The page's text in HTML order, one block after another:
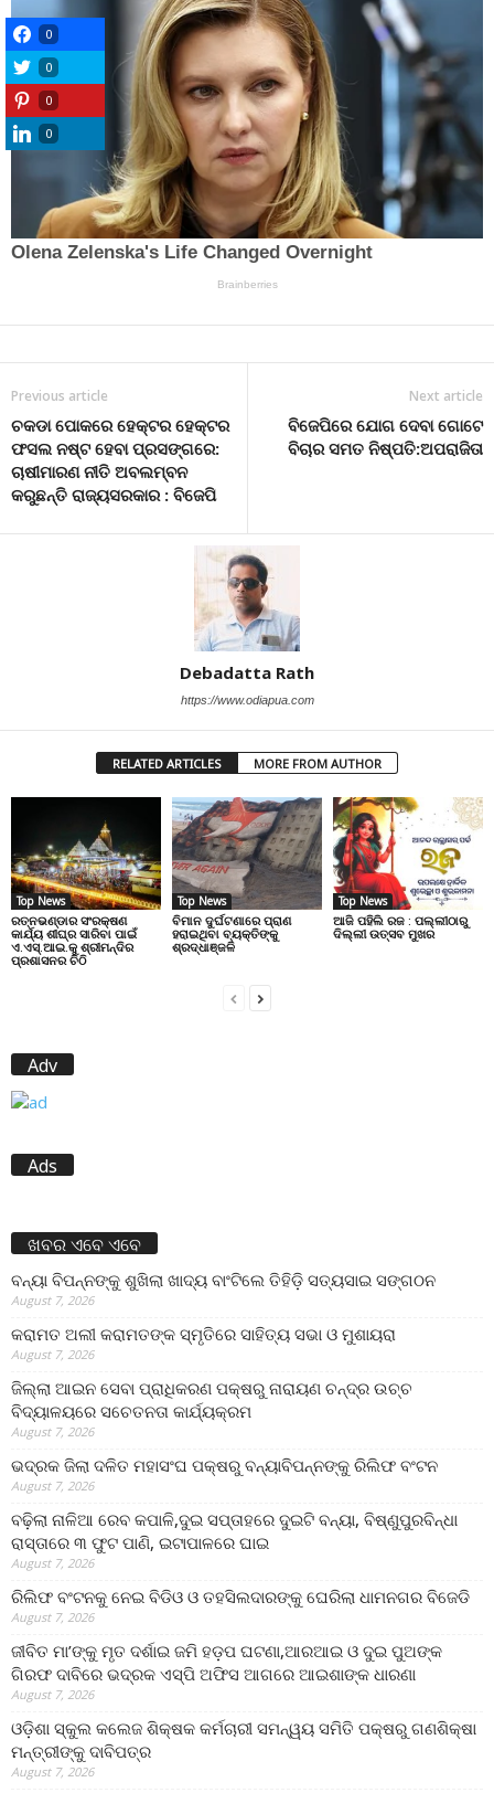
Previous article
ଚକଡା ପୋକରେ ହେକ୍ଟର ହେକ୍ଟର
ଫସଲ ନଷ୍ଟ ହେବା ପ୍ରସଙ୍ଗରେ:
ଚାଷୀମାରଣ ନୀତି ଅବଲମ୍ବନ
କରୁଛନ୍ତି ରାଜ୍ୟସରକାର : ବିଜେପି
Next article
ବିଜେପିରେ ଯୋଗ ଦେବା ଗୋଟେ
ବିଚାର ସମତ ନିଷ୍ପତି:ଅପରାଜିତା
Debadatta Rath
https://www.odiapua.com
RELATED ARTICLES MORE FROM AUTHOR
Top News
ରତ୍ନଭଣ୍ଡାର ସଂରକ୍ଷଣ
କାର୍ଯ୍ୟ ଶୀଘ୍ର ସାରିବା ପାଇଁ
ଏ.ଏସ୍.ଆଇ.କୁ ଶ୍ରୀମନ୍ଦିର
ପ୍ରଶାସନର ଚିଠି
Top News
ବିମାନ ଦୁର୍ଘଟଣାରେ ପ୍ରାଣ
ହରାଇଥିବା ବ୍ୟକ୍ତିଙ୍କୁ
ଶ୍ରଦ୍ଧାଞ୍ଜଳି
Top News
ଆଜି ପହିଲି ରଜ : ପଲ୍ଲୀଠାରୁ
ଦିଲ୍ଲୀ ଉତ୍ସବ ମୁଖର
Adv
Ads
ଖବର ଏବେ ଏବେ
ବନ୍ୟା ବିପନ୍ନଙ୍କୁ ଶୁଖିଲା ଖାଦ୍ୟ ବାଂଟିଲେ ତିହିଡି଼ ସତ୍ୟସାଇ ସଙ୍ଗଠନ
August 7, 2026
କରାମତ ଅଲୀ କରାମତଙ୍କ ସ୍ମୃତିରେ ସାହିତ୍ୟ ସଭା ଓ ମୁଶାୟରା
August 7, 2026
ଜିଲ୍ଲା ଆଇନ ସେବା ପ୍ରାଧିକରଣ ପକ୍ଷରୁ ନାରାୟଣ ଚନ୍ଦ୍ର ଉଚ୍ଚ
ବିଦ୍ୟାଳୟରେ ସଚେତନତା କାର୍ଯ୍ୟକ୍ରମ
August 7, 2026
ଭଦ୍ରକ ଜିଲା ଦଳିତ ମହାସଂଘ ପକ୍ଷରୁ ବନ୍ୟାବିପନ୍ନଙ୍କୁ ରିଲିଫ ବଂଟନ
August 7, 2026
ବଢ଼ିଲା ନାଳିଆ ରେବ କପାଳି,ଦୁଇ ସପ୍ତାହରେ ଦୁଇଟି ବନ୍ୟା, ବିଷ୍ଣୁପୁରବିନ୍ଧା
ରାସ୍ତାରେ ୩ ଫୁଟ ପାଣି, ଇଟାପାଳରେ ଘାଇ
August 7, 2026
ରିଲିଫ ବଂଟନକୁ ନେଇ ବିଡିଓ ଓ ତହସିଲଦାରଙ୍କୁ ଘେରିଲା ଧାମନଗର ବିଜେଡି
August 7, 2026
ଜୀବିତ ମା’ଙ୍କୁ ମୃତ ଦର୍ଶାଇ ଜମି ହଡ଼ପ ଘଟଣା,ଆରଆଇ ଓ ଦୁଇ ପୁଅଙ୍କ
ଗିରଫ ଦାବିରେ ଭଦ୍ରକ ଏସ୍‌ପି ଅଫିସ ଆଗରେ ଆଇଶାଙ୍କ ଧାରଣା
August 7, 2026
ଓଡ଼ିଶା ସ୍କୁଲ କଲେଜ ଶିକ୍ଷକ କର୍ମଚାରୀ ସମନ୍ୱୟ ସମିତି ପକ୍ଷରୁ ଗଣଶିକ୍ଷା
ମନ୍ତ୍ରୀଙ୍କୁ ଦାବିପତ୍ର
August 7, 2026
0
0
0
0